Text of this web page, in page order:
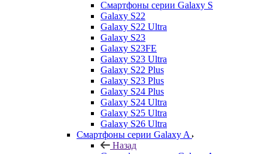
Смартфоны серии Galaxy S
Galaxy S22
Galaxy S22 Ultra
Galaxy S23
Galaxy S23FE
Galaxy S23 Ultra
Galaxy S22 Plus
Galaxy S23 Plus
Galaxy S24 Plus
Galaxy S24 Ultra
Galaxy S25 Ultra
Galaxy S26 Ultra
Смартфоны серии Galaxy A
Назад